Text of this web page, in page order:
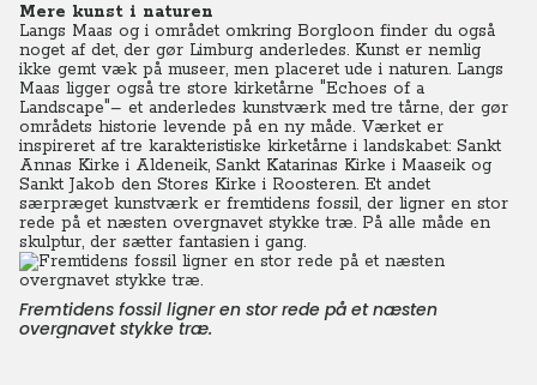
Mere kunst i naturen
Langs Maas og i området omkring Borgloon finder du også
noget af det, der gør Limburg anderledes. Kunst er nemlig
ikke gemt væk på museer, men placeret ude i naturen. Langs
Maas ligger også tre store kirketårne "Echoes of a
Landscape"– et anderledes kunstværk med tre tårne, der gør
områdets historie levende på en ny måde. Værket er
inspireret af tre karakteristiske kirketårne i landskabet: Sankt
Annas Kirke i Aldeneik, Sankt Katarinas Kirke i Maaseik og
Sankt Jakob den Stores Kirke i Roosteren. Et andet
særpræget kunstværk er fremtidens fossil, der ligner en stor
rede på et næsten overgnavet stykke træ. På alle måde en
skulptur, der sætter fantasien i gang.
Fremtidens fossil ligner en stor rede på et næsten
overgnavet stykke træ.